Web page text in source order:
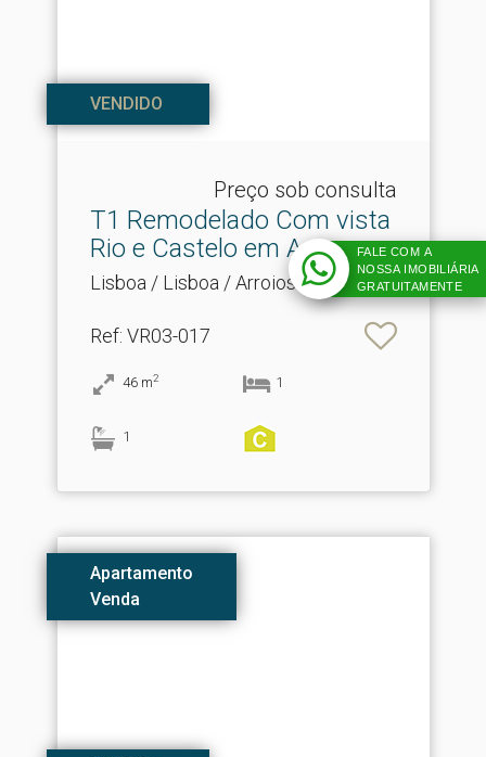
VENDIDO
Preço sob consulta
T1 Remodelado Com vista
Rio e Castelo em Arro.​..
Lisboa / Lisboa / Arroios
Ref: VR03-017
46 m2 1
1
Apartamento
Venda
FALE COM A
NOSSA IMOBILIÁRIA
GRATUITAMENTE